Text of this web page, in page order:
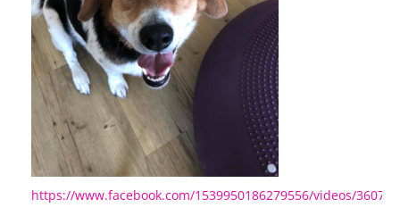
https://www.facebook.com/1539950186279556/videos/